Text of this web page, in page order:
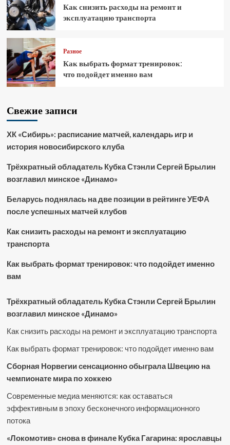
Как снизить расходы на ремонт и
эксплуатацию транспорта
Разное
Как выбрать формат тренировок:
что подойдет именно вам
Свежие записи
ХК «Сибирь»: расписание матчей, календарь игр и
история новосибирского клуба
Трёхкратный обладатель Кубка Стэнли Сергей Брылин
возглавил минское «Динамо»
Беларусь поднялась на две позиции в рейтинге УЕФА
после успешных матчей клубов
Как снизить расходы на ремонт и эксплуатацию
транспорта
Как выбрать формат тренировок: что подойдет именно
вам
Трёхкратный обладатель Кубка Стэнли Сергей Брылин
возглавил минское «Динамо»
Как снизить расходы на ремонт и эксплуатацию транспорта
Как выбрать формат тренировок: что подойдет именно вам
Сборная Норвегии сенсационно обыграла Швецию на
чемпионате мира по хоккею
Современные медиа меняются: как оставаться
эффективным в эпоху бесконечного информационного
потока
«Локомотив» снова в финале Кубка Гагарина: ярославцы